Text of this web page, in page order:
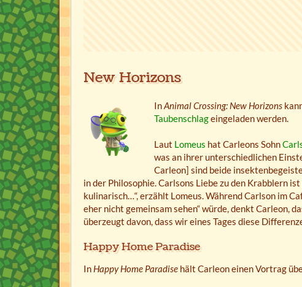
New Horizons
InAnimal Crossing: New Horizons
Taubenschlageingeladen werden.
Laut Lomeus hat Carleons Sohn
was an ihrer unterschiedlichen
Carleon] sind beide
in der Philosophie. Carlsons Liebe zu den Krabblern
kulinarisch…“, erzählt Lomeus. Während Carlson im
eher nicht gemeinsam sehen“ würde, denkt Carleon,
überzeugt davon, dass wir eines Tages diese
Happy Home Paradise
In Happy Home Paradisehält Carleon einen Vortrag